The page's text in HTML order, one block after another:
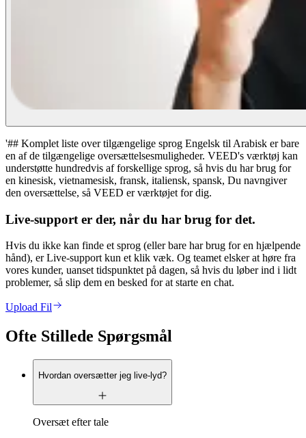
'## Komplet liste over tilgængelige sprog Engelsk til Arabisk er bare
en af de tilgængelige oversættelsesmuligheder. VEED's værktøj kan
understøtte hundredvis af forskellige sprog, så hvis du har brug for
en kinesisk, vietnamesisk, fransk, italiensk, spansk, Du navngiver
den oversættelse, så VEED er værktøjet for dig.
Live-support er der, når du har brug for det.
Hvis du ikke kan finde et sprog (eller bare har brug for en hjælpende
hånd), er Live-support kun et klik væk. Og teamet elsker at høre fra
vores kunder, uanset tidspunktet på dagen, så hvis du løber ind i lidt
problemer, så slip dem en besked for at starte en chat.
Upload Fil
Ofte Stillede Spørgsmål
Hvordan oversætter jeg live-lyd?
Oversæt efter tale